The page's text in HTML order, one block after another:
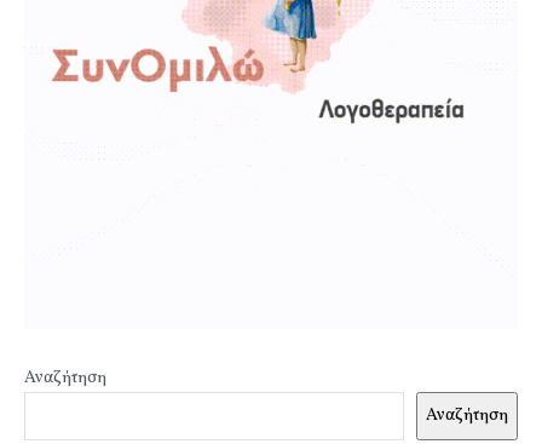
Αναζήτηση
Αναζήτηση